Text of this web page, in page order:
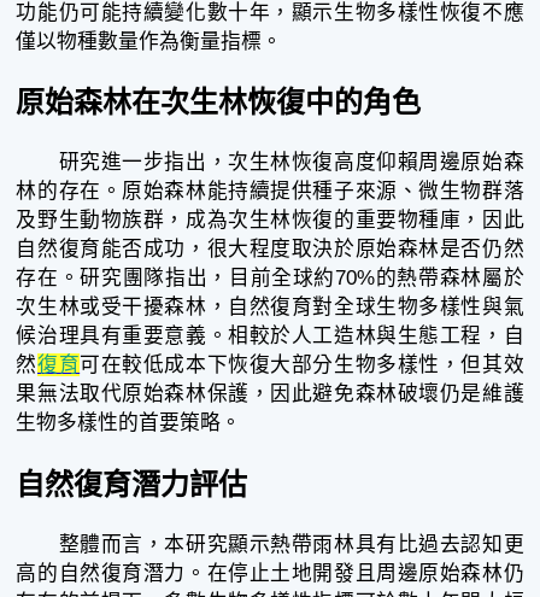
功能仍可能持續變化數十年，顯示生物多樣性恢復不應
僅以物種數量作為衡量指標。
原始森林在次生林恢復中的角色
研究進一步指出，次生林恢復高度仰賴周邊原始森
林的存在。原始森林能持續提供種子來源、微生物群落
及野生動物族群，成為次生林恢復的重要物種庫，因此
自然復育能否成功，很大程度取決於原始森林是否仍然
存在。研究團隊指出，目前全球約70%的熱帶森林屬於
次生林或受干擾森林，自然復育對全球生物多樣性與氣
候治理具有重要意義。相較於人工造林與生態工程，自
然復育 可在較低成本下恢復大部分生物多樣性，但其效
果無法取代原始森林保護，因此避免森林破壞仍是維護
生物多樣性的首要策略。
自然復育潛力評估
整體而言，本研究顯示熱帶雨林具有比過去認知更
高的自然復育潛力。在停止土地開發且周邊原始森林仍